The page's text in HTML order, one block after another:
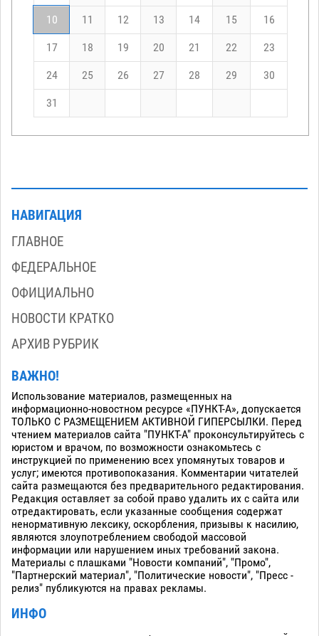
10 11 12 13 14 15 16
17 18 19 20 21 22 23
24 25 26 27 28 29 30
31
НАВИГАЦИЯ
ГЛАВНОЕ
ФЕДЕРАЛЬНОЕ
ОФИЦИАЛЬНО
НОВОСТИ КРАТКО
АРХИВ РУБРИК
ВАЖНО!
Использование материалов, размещенных на
информационно-новостном ресурсе «ПУНКТ-А», допускается
ТОЛЬКО С РАЗМЕЩЕНИЕМ АКТИВНОЙ ГИПЕРСЫЛКИ. Перед
чтением материалов сайта "ПУНКТ-А" проконсультируйтесь с
юристом и врачом, по возможности ознакомьтесь с
инструкцией по применению всех упомянутых товаров и
услуг; имеются противопоказания. Комментарии читателей
сайта размещаются без предварительного редактирования.
Редакция оставляет за собой право удалить их с сайта или
отредактировать, если указанные сообщения содержат
ненормативную лексику, оскорбления, призывы к насилию,
являются злоупотреблением свободой массовой
информации или нарушением иных требований закона.
Материалы с плашками "Новости компаний", "Промо",
"Партнерский материал", "Политические новости", "Пресс -
релиз" публикуются на правах рекламы.
ИНФО